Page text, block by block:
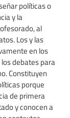
políticas o
y la
al
Los y las
en los
debates para
Constituyen
porque
de primera
y conocen a